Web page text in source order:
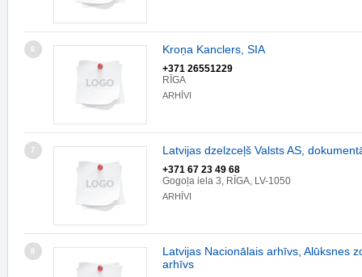
6 Kroņa Kanclers, SIA
+371 26551229
RĪGA
ARHĪVI
7 Latvijas dzelzceļš Valsts AS,
+371 67 23 49 68
Gogoļa iela 3, RĪGA, LV-1050
ARHĪVI
8
Latvijas Nacionālais arhīvs, Alūksnes
arhīvs